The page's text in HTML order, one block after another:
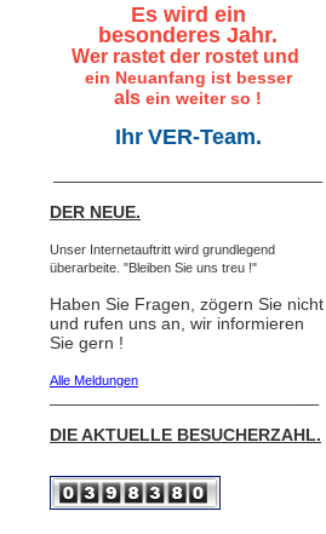
Es wird ein
besonderes Jahr.
Wer rastet der rostet und
ein Neuanfang ist besser
als ein weiter so !
Ihr VER-Team.
DER NEUE.
Unser Internetauftritt wird grundlegend
überarbeite. "Bleiben Sie uns treu !"
Haben Sie Fragen, zögern Sie nicht
und rufen uns an, wir informieren
Sie gern !
Alle Meldungen
DIE AKTUELLE BESUCHERZAHL.